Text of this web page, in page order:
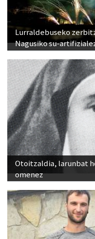
Lurraldebuseko
Nagusiko su-
Otoitzaldia, larunbat
omenez